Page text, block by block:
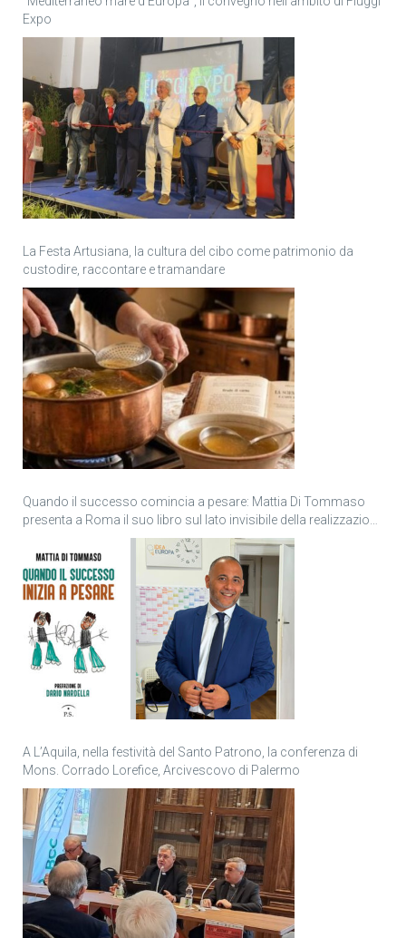
Expo
La Festa Artusiana, la cultura del cibo come patrimonio da
custodire, raccontare e tramandare
Quando il successo comincia a pesare: Mattia Di Tommaso
presenta a Roma il suo libro sul lato invisibile della realizzazione
A L’Aquila, nella festività del Santo Patrono, la conferenza di
Mons. Corrado Lorefice, Arcivescovo di Palermo